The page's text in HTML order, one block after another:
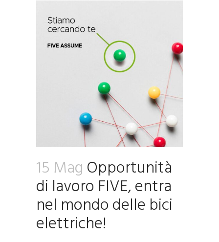
15 Mag Opportunità
di lavoro FIVE, entra
nel mondo delle bici
elettriche!